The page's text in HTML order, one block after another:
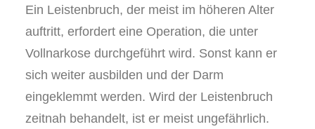
Ein Leistenbruch, der meist im höheren Alter
auftritt, erfordert eine Operation, die unter
Vollnarkose durchgeführt wird. Sonst kann er
sich weiter ausbilden und der Darm
eingeklemmt werden. Wird der Leistenbruch
zeitnah behandelt, ist er meist ungefährlich.